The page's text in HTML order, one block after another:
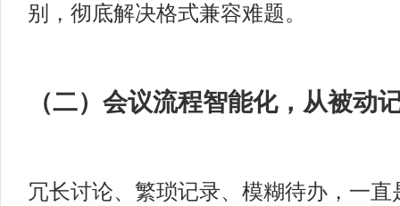
别，彻底解决格式兼容难题。
（二）会议流程智能化，从被动
冗长讨论、繁琐记录、模糊待办，一